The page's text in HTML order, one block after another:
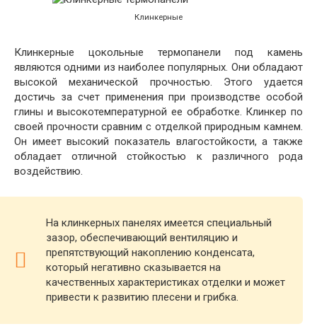
Клинкерные
Клинкерные цокольные термопанели под камень
являются одними из наиболее популярных. Они обладают
высокой механической прочностью. Этого удается
достичь за счет применения при производстве особой
глины и высокотемпературной ее обработке. Клинкер по
своей прочности сравним с отделкой природным камнем.
Он имеет высокий показатель влагостойкости, а также
обладает отличной стойкостью к различного рода
воздействию.
На клинкерных панелях имеется специальный
зазор, обеспечивающий вентиляцию и
препятствующий накоплению конденсата,
который негативно сказывается на
качественных характеристиках отделки и может
привести к развитию плесени и грибка.